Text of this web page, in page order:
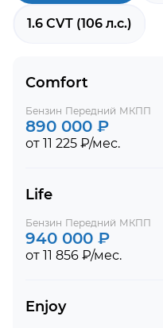
1.6 CVT (106 л.с.)
Comfort
Бензин Передний МКПП
890 000 ₽
от 11 225 ₽/мес.
Life
Бензин Передний МКПП
940 000 ₽
от 11 856 ₽/мес.
Enjoy